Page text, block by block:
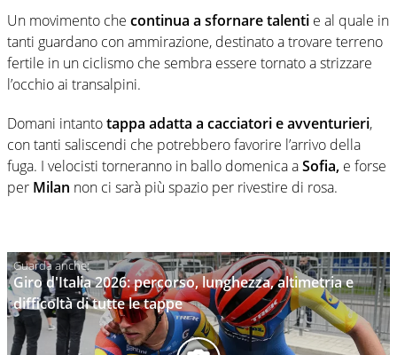
Un movimento che continua a sfornare talenti e al quale in
tanti guardano con ammirazione, destinato a trovare terreno
fertile in un ciclismo che sembra essere tornato a strizzare
l’occhio ai transalpini.
Domani intantotappa adatta a cacciatori e avventurieri,
con tanti saliscendi che potrebbero favorire l’arrivo della
fuga. I velocisti torneranno in ballo domenica aSofia, e forse
per Milan non ci sarà più spazio per rivestire di rosa.
Giro d'Italia 2026: percorso, lunghezza, altimetria e
difficoltà di tutte le tappe